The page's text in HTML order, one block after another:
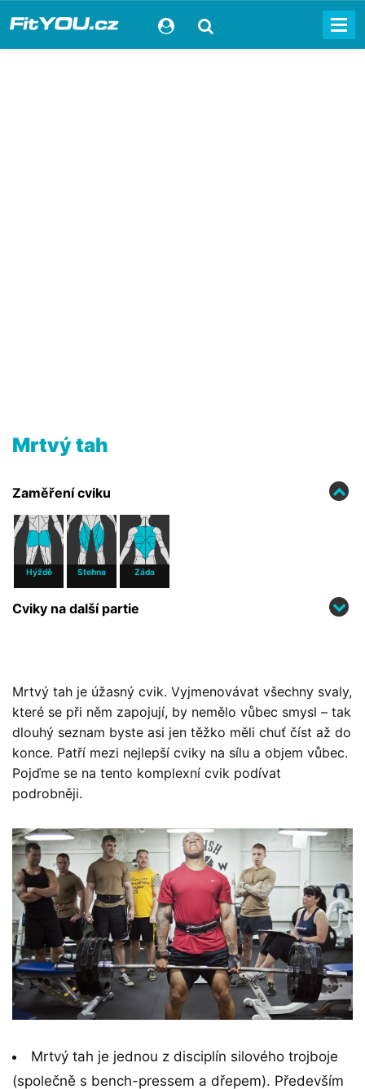
Mrtvý tah
Zaměření cviku
Hýždě Stehna Záda
Cviky na další partie
Mrtvý tah je úžasný cvik. Vyjmenovávat všechny svaly,
které se při něm zapojují, by nemělo vůbec smysl – tak
dlouhý seznam byste asi jen těžko měli chuť číst až do
konce. Patří mezi nejlepší cviky na sílu a objem vůbec.
Pojďme se na tento komplexní cvik podívat
podrobněji.
Mrtvý tah je jednou z disciplín silového trojboje
(společně s bench-pressem a dřepem). Především